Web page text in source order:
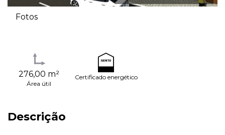
Fotos
276,00 m²
Área útil
Certificado energético
Descrição